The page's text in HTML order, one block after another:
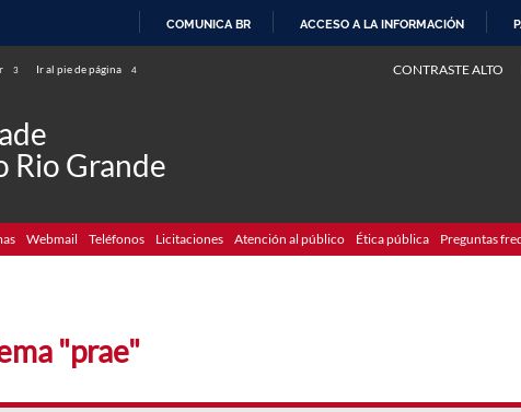
COMUNICA BR ACCESO A LA INFORMACIÓN
3 Ir al pie de página 4 CONTRASTE ALTO
Rio Grande
Webmail Teléfonos Licitaciones Atención al público Ética pública Preguntas
"prae"